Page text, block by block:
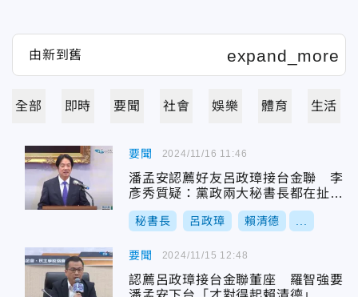
全部 即時 要聞 社會 娛樂 體育 生活
要聞
潘孟安認薦好友呂政璋接台金聯 李
彥秀質疑：黨政兩大秘書長都在扯後
腿
秘書長 呂政璋 賴清德
2024/11/16 11:46
要聞
認薦呂政璋接台金聯董座 羅智強要
2024/11/15 12:48